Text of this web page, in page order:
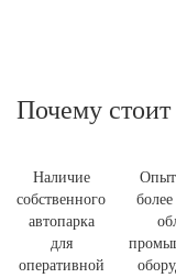
Почему
Наличие
собственного
автопарка
для
оперативной
Опыт